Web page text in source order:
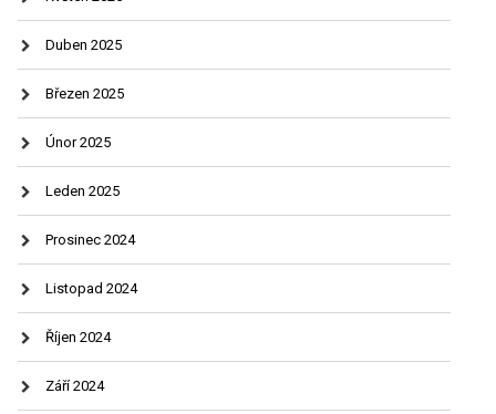
Duben 2025
Březen 2025
Únor 2025
Leden 2025
Prosinec 2024
Listopad 2024
Říjen 2024
Září 2024